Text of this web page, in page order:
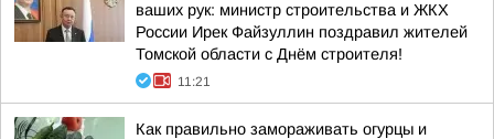
ваших рук: министр строительства и ЖКХ
России Ирек Файзуллин поздравил жителей
Томской области с Днём строителя!
11:21
Как правильно замораживать огурцы и